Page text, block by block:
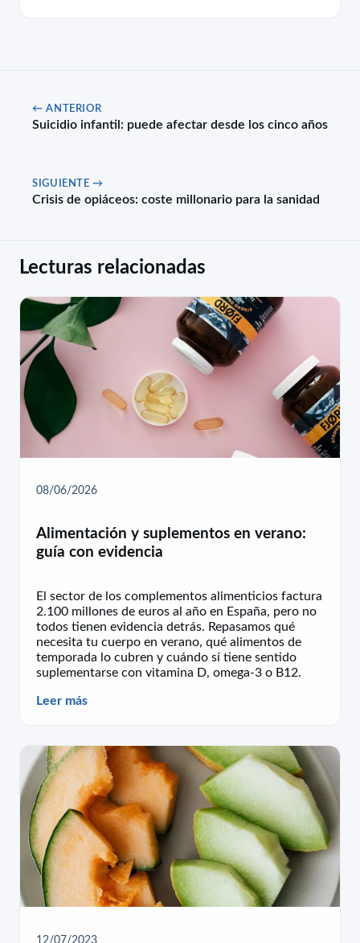
← ANTERIOR
Suicidio infantil: puede afectar desde los cinco años
SIGUIENTE →
Crisis de opiáceos: coste millonario para la sanidad
Lecturas relacionadas
08/06/2026
Alimentación y suplementos en verano:
guía con evidencia
El sector de los complementos alimenticios factura
2.100 millones de euros al año en España, pero no
todos tienen evidencia detrás. Repasamos qué
necesita tu cuerpo en verano, qué alimentos de
temporada lo cubren y cuándo sí tiene sentido
suplementarse con vitamina D, omega-3 o B12.
Leer más
12/07/2023